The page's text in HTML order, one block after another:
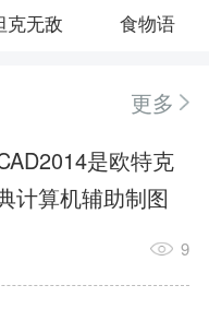
克无敌 食物语
更多
是欧特克
计算机辅助制图
稳定2D施工图绘
9